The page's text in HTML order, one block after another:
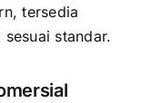
tersedia
standar.